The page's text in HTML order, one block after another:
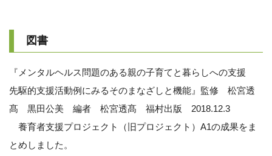
図書
『メンタルヘルス問題のある親の子育てと暮らしへの支援
先駆的支援活動例にみるそのまなざしと機能』監修 松宮透
髙 黒田公美 編者 松宮透髙 福村出版 2018.12.3
養育者支援プロジェクト（旧プロジェクト）A1の成果をま
とめしました。